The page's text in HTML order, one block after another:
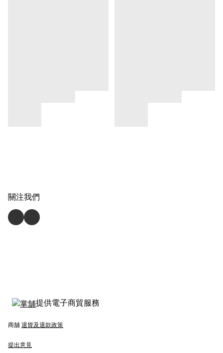
關注我們
提供電子商貿服務
商舖 退貨及退款政策
提出意見